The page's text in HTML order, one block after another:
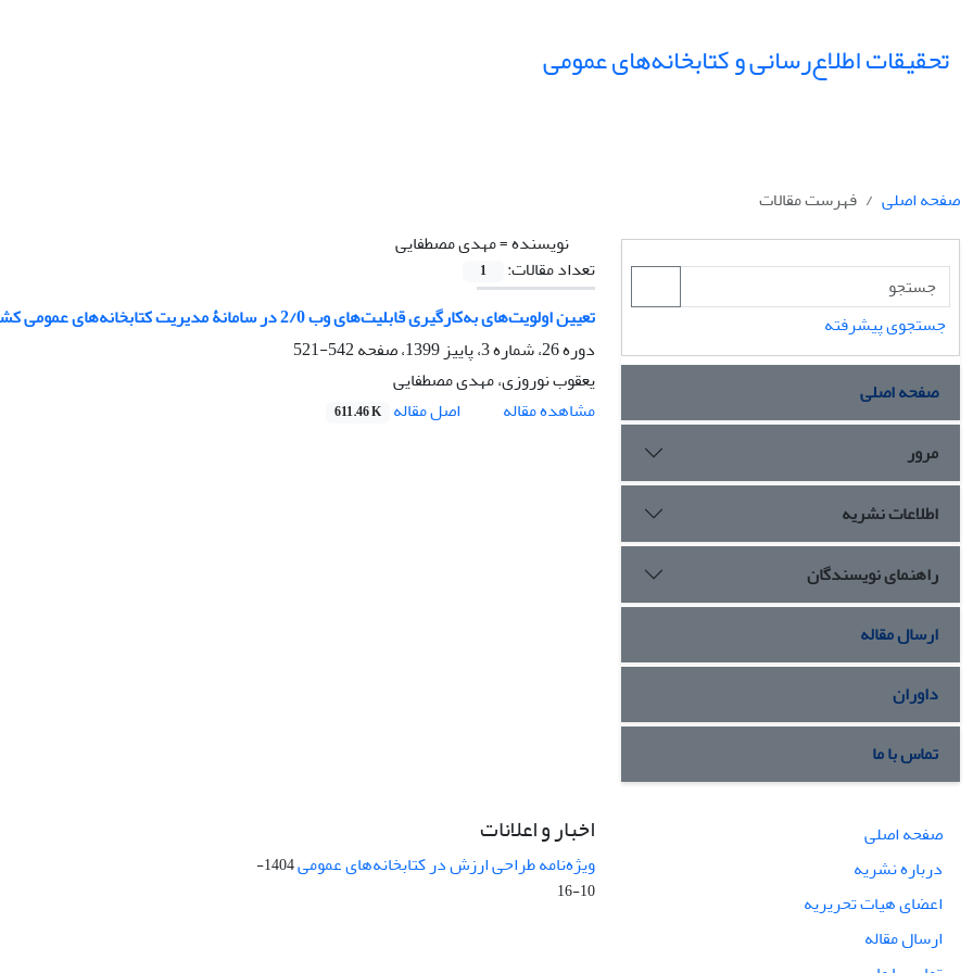
تحقیقات اطلاع‌رسانی و کتابخانه‌های عمومی
صفحه اصلی
فهرست مقالات
نویسنده =مهدی مصطفایی
تعداد مقالات:
1
تعیین اولویت‌های به‌کارگیری قابلیت‌های وب 2/0 در سامانۀ مدیریت کتابخانه‌های عمومی کشور
دوره 26، شماره 3، پاییز 1399، صفحه
542-521
یعقوب نوروزی، مهدی مصطفایی
مشاهده مقاله
اصل مقاله 611.46 K
جستجوی پیشرفته
صفحه اصلی
مرور
اطلاعات نشریه
راهنمای نویسندگان
ارسال مقاله
داوران
تماس با ما
صفحه اصلی
درباره نشریه
اعضای هیات تحریریه
ارسال مقاله
اخبار و اعلانات
ویژه‌نامه طراحی ارزش در کتابخانه‌های عمومی
1404-
10-16